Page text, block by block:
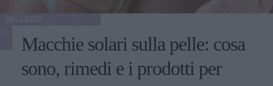
Macchie solari sulla pelle: cosa
sono, rimedi e i prodotti per